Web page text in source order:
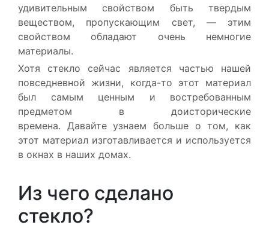
удивительным свойством быть твердым
веществом, пропускающим свет, — этим
свойством обладают очень немногие
материалы.
Хотя стекло сейчас является частью нашей
повседневной жизни, когда-то этот материал
был самым ценным и востребованным
предметом в доисторические
времена. Давайте узнаем больше о том, как
этот материал изготавливается и используется
в окнах в наших домах.
Из чего сделано
стекло?